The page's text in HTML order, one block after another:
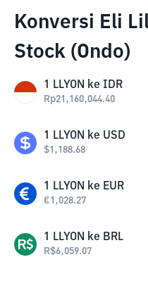
Konversi Eli
Stock (Ondo)
1 LLYON ke IDR
Rp21,160,044.40
1 LLYON ke USD
$1,188.68
1 LLYON ke EUR
€1,028.27
1 LLYON ke BRL
R$6,059.07